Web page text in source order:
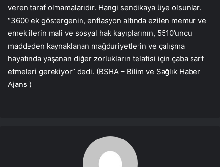
veren taraf olmamalarıdır. Hangi sendikaya üye olsunlar.
“3600 ek göstergenin, enflasyon altında ezilen memur ve
emeklilerin mali ve sosyal hak kayıplarının, 5510’uncu
maddeden kaynaklanan mağduriyetlerin ve çalışma
hayatında yaşanan diğer zorlukların telafisi için çaba sarf
etmeleri gerekiyor” dedi. (BSHA – Bilim ve Sağlık Haber
Ajansı)